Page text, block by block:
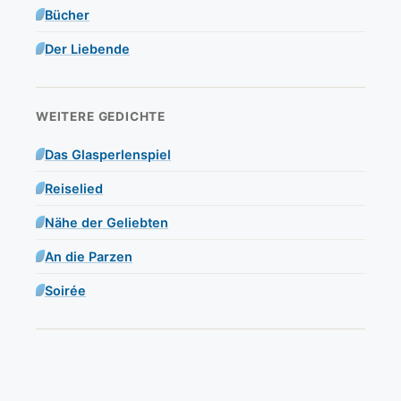
Bücher
Der Liebende
WEITERE GEDICHTE
Das Glasperlenspiel
Reiselied
Nähe der Geliebten
An die Parzen
Soirée